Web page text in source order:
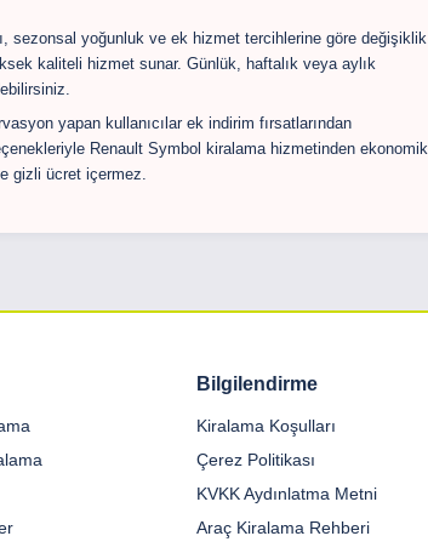
sezonsal yoğunluk ve ek hizmet tercihlerine göre değişiklik
kaliteli hizmet sunar. Günlük, haftalık veya aylık
yapan kullanıcılar ek indirim fırsatlarından
Renault Symbol kiralama hizmetinden ekonomik
gizli ücret içermez.
Bilgilendirme
Kiralama Koşulları
Çerez Politikası
KVKK Aydınlatma Metni
Araç Kiralama Rehberi